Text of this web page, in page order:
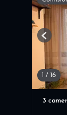
/ 16
Previous
3